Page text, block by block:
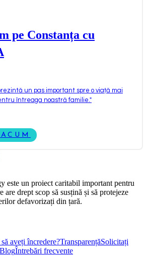
pe Constanța cu
un pas important spre o viață mai
întreaga noastră familie. "
este un proiect caritabil important pentru
drept scop să susțină și să protejeze
defavorizați din țară.
aveți încredere?TransparențăSolicitați
BlogÎntrebări frecvente